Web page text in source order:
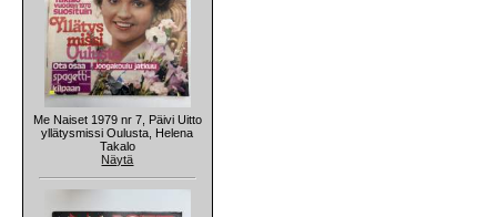
Me Naiset 1979 nr 7, Päivi Uitto
yllätysmissi Oulusta, Helena
Takalo
Näytä